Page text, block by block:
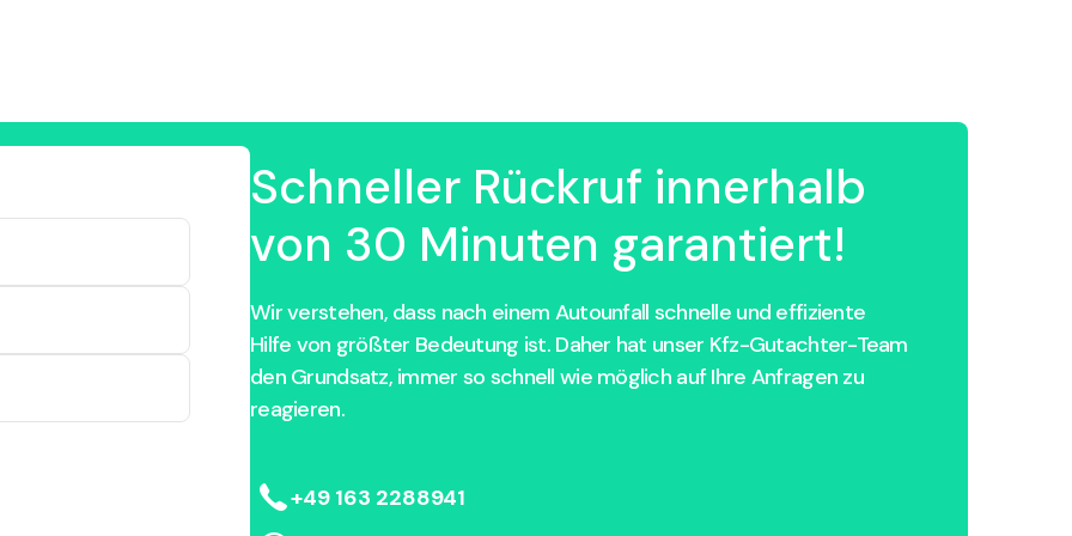
Schneller Rückruf innerhalb
von 30 Minuten garantiert!
Wir verstehen, dass nach einem Autounfall schnelle und effiziente
Hilfe von größter Bedeutung ist. Daher hat unser Kfz-Gutachter-Team
den Grundsatz, immer so schnell wie möglich auf Ihre Anfragen zu
reagieren.
+49 163 2288941